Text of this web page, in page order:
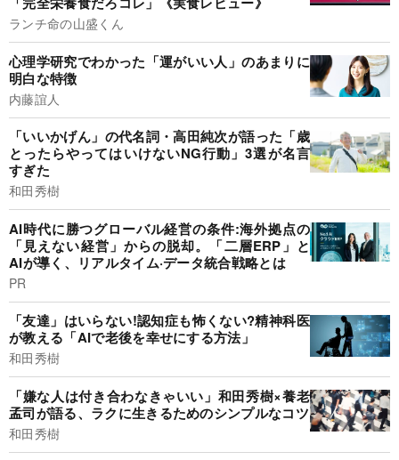
ランチ命の山盛くん
心理学研究でわかった「運がいい人」のあまりに
明白な特徴
内藤誼人
「いいかげん」の代名詞・高田純次が語った「歳
とったらやってはいけないNG行動」3選が名言
すぎた
和田秀樹
AI時代に勝つグローバル経営の条件:海外拠点の
「見えない経営」からの脱却。「二層ERP」と
AIが導く、リアルタイム·データ統合戦略とは
PR
「友達」はいらない!認知症も怖くない?精神科医
が教える「AIで老後を幸せにする方法」
和田秀樹
「嫌な人は付き合わなきゃいい」和田秀樹×養老
孟司が語る、ラクに生きるためのシンプルなコツ
和田秀樹